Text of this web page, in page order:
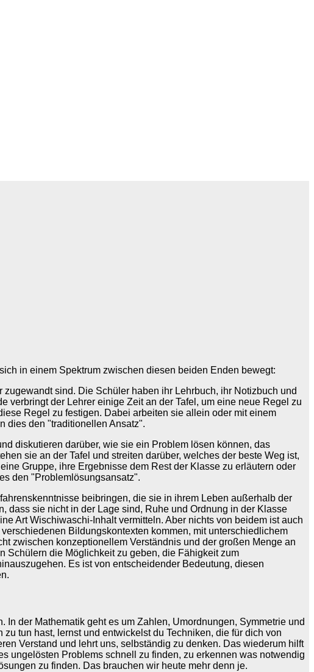
in einem Spektrum zwischen diesen beiden Enden bewegt:
sind. Die Schüler haben ihr Lehrbuch, ihr Notizbuch und
verbringt der Lehrer einige Zeit an der Tafel, um eine neue Regel zu
Regel zu festigen. Dabei arbeiten sie allein oder mit einem
dies den "traditionellen Ansatz".
diskutieren darüber, wie sie ein Problem lösen können, das
sie an der Tafel und streiten darüber, welches der beste Weg ist,
Gruppe, ihre Ergebnisse dem Rest der Klasse zu erläutern oder
den "Problemlösungsansatz".
beibringen, die sie in ihrem Leben außerhalb der
dass sie nicht in der Lage sind, Ruhe und Ordnung in der Klasse
Art Wischiwaschi-Inhalt vermitteln. Aber nichts von beidem ist auch
Bildungskontexten kommen, mit unterschiedlichem
zwischen konzeptionellem Verständnis und der großen Menge an
Schülern die Möglichkeit zu geben, die Fähigkeit zum
Es ist von entscheidender Bedeutung, diesen
der Mathematik geht es um Zahlen, Umordnungen, Symmetrie und
tun hast, lernst und entwickelst du Techniken, die für dich von
Verstand und lehrt uns, selbständig zu denken. Das wiederum hilft
ungelösten Problems schnell zu finden, zu erkennen was notwendig
zu finden. Das brauchen wir heute mehr denn je.